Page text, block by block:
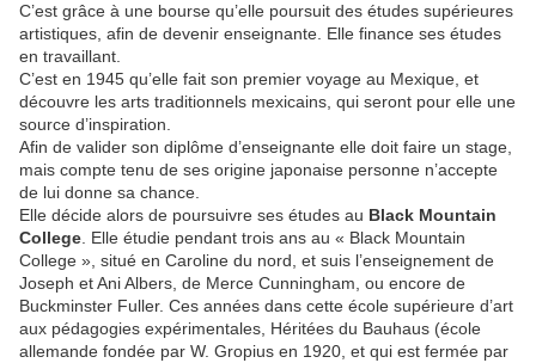
C’est grâce à une bourse qu’elle poursuit des études supérieures
artistiques, afin de devenir enseignante. Elle finance ses études
en travaillant.
C’est en 1945 qu’elle fait son premier voyage au Mexique, et
découvre les arts traditionnels mexicains, qui seront pour elle une
source d’inspiration.
Afin de valider son diplôme d’enseignante elle doit faire un stage,
mais compte tenu de ses origine japonaise personne n’accepte
de lui donne sa chance.
Elle décide alors de poursuivre ses études au Black Mountain
College . Elle étudie pendant trois ans au « Black Mountain
College », situé en Caroline du nord, et suis l’enseignement de
Joseph et Ani Albers, de Merce Cunningham, ou encore de
Buckminster Fuller. Ces années dans cette école supérieure d’art
aux pédagogies expérimentales, Héritées du Bauhaus (école
allemande fondée par W. Gropius en 1920, et qui est fermée par